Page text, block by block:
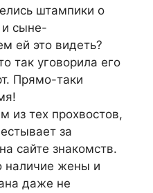
штампики о
и сыне-
ей это видеть?
так уговорила его
Прямо-таки
из тех прохвостов,
за
сайте знакомств.
наличие жены и
даже не